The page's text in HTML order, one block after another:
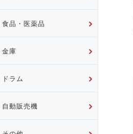
食品・医薬品
金庫
ドラム
自動販売機